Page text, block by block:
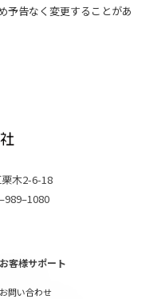
予告なく変更することがあ
木2-6-18
お客様サポート
お問い合わせ